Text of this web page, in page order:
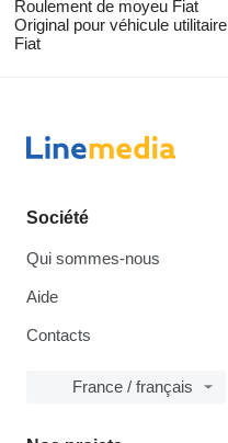
Roulement de moyeu Fiat
Original pour véhicule utilitaire
Fiat
Société
Qui sommes-nous
Aide
Contacts
France / français